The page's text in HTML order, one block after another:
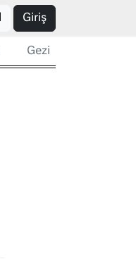
Giriş
Gezi